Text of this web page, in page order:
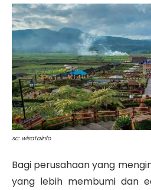
sc: wisatainfo
Bagi perusahaan yang
yang lebih membumi dan